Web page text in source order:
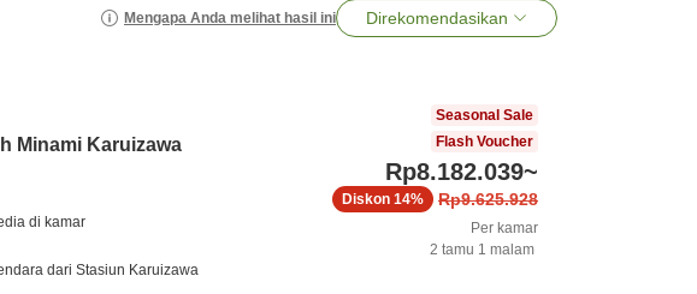
Mengapa Anda melihat hasil ini Direkomendasikan
Minami Karuizawa
di kamar
dariStasiun Karuizawa
Seasonal Sale
Flash Voucher
Rp8.182.039~
Rp9.625.928
Diskon 14%
Per kamar
2 tamu 1 malam